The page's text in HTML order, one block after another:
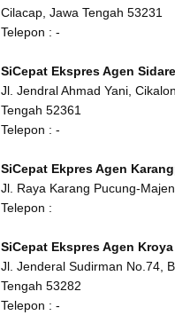
Cilacap, Jawa Tengah 53231
Telepon : -
SiCepat Ekspres Agen
Jl. Jendral Ahmad Yani,
Tengah 52361
Telepon : -
SiCepat Ekpres Agen
Jl. Raya Karang Pucung-
Telepon :
SiCepat Ekspres Agen Kroya
Jl. Jenderal Sudirman No.74,
Tengah 53282
Telepon : -